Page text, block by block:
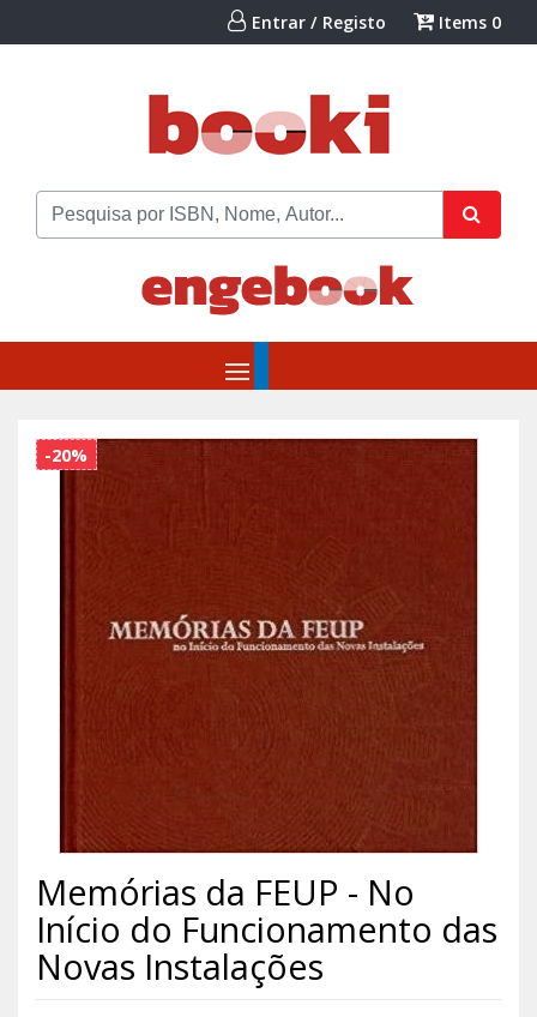
Entrar / Registo Items 0
-20%
Memórias da FEUP - No
Início do Funcionamento das
Novas Instalações